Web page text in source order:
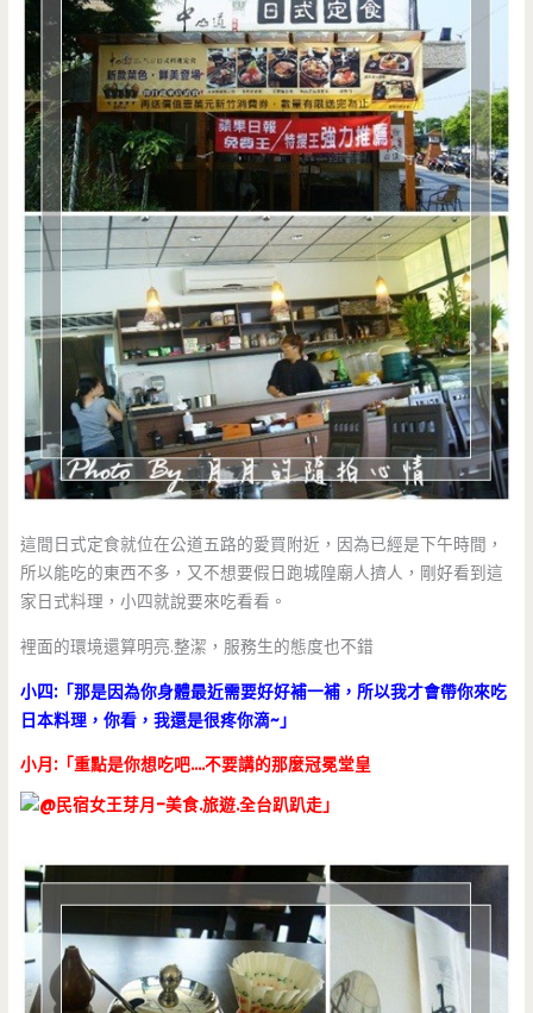
這間日式定食就位在公道五路的愛買附近，因為已經是下午時間，
所以能吃的東西不多，又不想要假日跑城隍廟人擠人，剛好看到這
家日式料理，小四就說要來吃看看。
裡面的環境還算明亮.整潔，服務生的態度也不錯
小四:「那是因為你身體最近需要好好補一補，所以我才會帶你來吃
日本料理，你看，我還是很疼你滴~」
小月:「重點是你想吃吧….不要講的那麼冠冕堂皇
」